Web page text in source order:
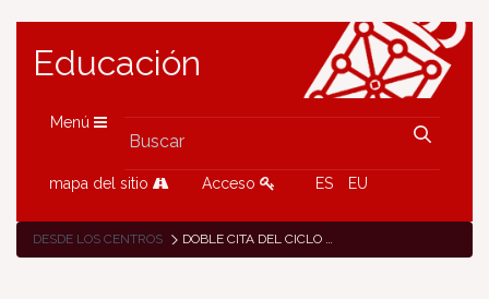
Educación
Menú
mapa del sitio Acceso ES EU
DESDE LOS CENTROS DOBLE CITA DEL CICLO JÓVENES INTÉRPRETES DEL CONSERVATORIO SUPERIOR